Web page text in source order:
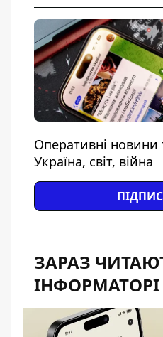
Оперативні новини
Україна, світ, війна
ЗАРАЗ
ІНФОРМАТОРІ